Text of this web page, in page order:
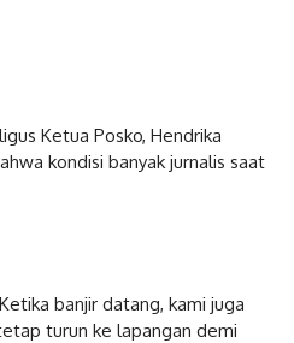
Ketua Posko, Hendrika
kondisi banyak jurnalis saat
banjir datang, kami juga
turun ke lapangan demi